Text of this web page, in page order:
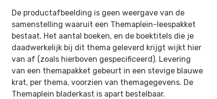
De productafbeelding is geen weergave van de
samenstelling waaruit een Themaplein-leespakket
bestaat. Het aantal boeken, en de boektitels die je
daadwerkelijk bij dit thema geleverd krijgt wijkt hier
van af (zoals hierboven gespecificeerd). Levering
van een themapakket gebeurt in een stevige blauwe
krat, per thema, voorzien van themagegevens. De
Themaplein bladerkast is apart bestelbaar.